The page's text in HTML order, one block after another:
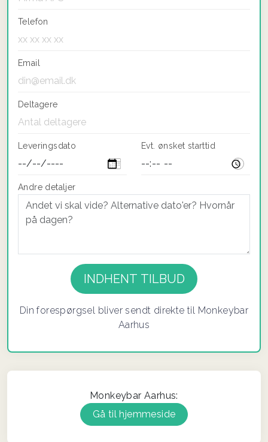
Telefon
Email
Deltagere
Leveringsdato Evt. ønsket starttid
Andre detaljer
Din forespørgsel bliver sendt direkte til Monkeybar
Aarhus
Monkeybar Aarhus:
Gå til hjemmeside